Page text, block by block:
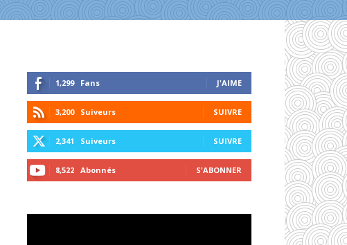
1,299 Fans J'AIME
3,200 Suiveurs SUIVRE
2,341 Suiveurs SUIVRE
8,522 Abonnés S'ABONNER